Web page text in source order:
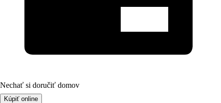
Nechať si doručiť domov
Kúpiť online